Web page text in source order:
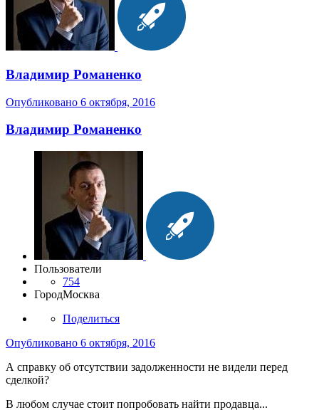
Владимир Романенко
Опубликовано 6 октября, 2016
Владимир Романенко
Пользователи
754
ГородМосква
Поделиться
Опубликовано 6 октября, 2016
А справку об отсутствии задолженности не видели перед
сделкой?
В любом случае стоит попробовать найти продавца...